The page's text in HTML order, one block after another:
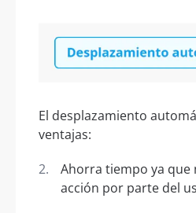
El desplazamiento
ventajas:
Ahorra tiempo ya
acción por parte del